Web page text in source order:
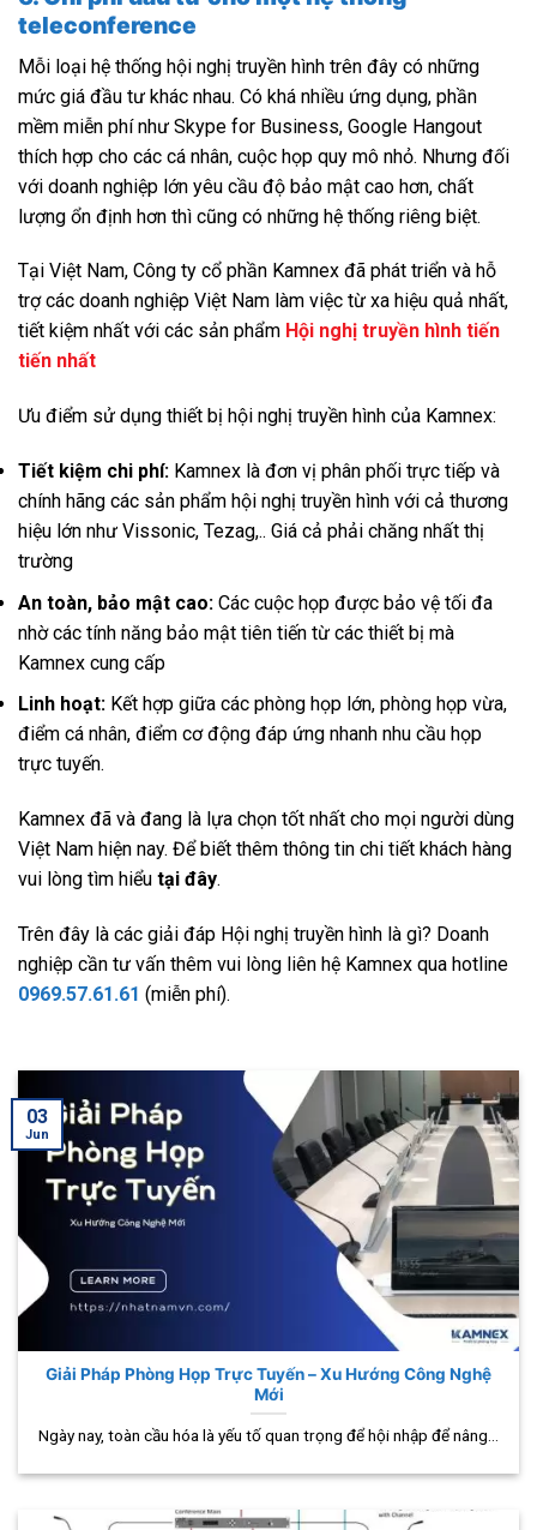
teleconference
Mỗi loại hệ thống hội nghị truyền hình trên đây có những
mức giá đầu tư khác nhau. Có khá nhiều ứng dụng, phần
mềm miễn phí như Skype for Business, Google Hangout
thích hợp cho các cá nhân, cuộc họp quy mô nhỏ. Nhưng đối
với doanh nghiệp lớn yêu cầu độ bảo mật cao hơn, chất
lượng ổn định hơn thì cũng có những hệ thống riêng biệt.
Tại Việt Nam, Công ty cổ phần Kamnex đã phát triển và hỗ
trợ các doanh nghiệp Việt Nam làm việc từ xa hiệu quả nhất,
tiết kiệm nhất với các sản phẩm Hội nghị truyền hình tiến
tiến nhất
Ưu điểm sử dụng thiết bị hội nghị truyền hình của Kamnex:
Tiết kiệm chi phí: Kamnex là đơn vị phân phối trực tiếp và
chính hãng các sản phẩm hội nghị truyền hình với cả thương
hiệu lớn như Vissonic, Tezag,.. Giá cả phải chăng nhất thị
trường
An toàn, bảo mật cao: Các cuộc họp được bảo vệ tối đa
nhờ các tính năng bảo mật tiên tiến từ các thiết bị mà
Kamnex cung cấp
Linh hoạt: Kết hợp giữa các phòng họp lớn, phòng họp vừa,
điểm cá nhân, điểm cơ động đáp ứng nhanh nhu cầu họp
trực tuyến.
Kamnex đã và đang là lựa chọn tốt nhất cho mọi người dùng
Việt Nam hiện nay. Để biết thêm thông tin chi tiết khách hàng
vui lòng tìm hiểu tại đây.
Trên đây là các giải đáp Hội nghị truyền hình là gì? Doanh
nghiệp cần tư vấn thêm vui lòng liên hệ Kamnex qua hotline
0969.57.61.61 (miễn phí).
Giải Pháp Phòng Họp Trực Tuyến – Xu Hướng Công Nghệ
Mới
Ngày nay, toàn cầu hóa là yếu tố quan trọng để hội nhập để nâng...
03
Jun